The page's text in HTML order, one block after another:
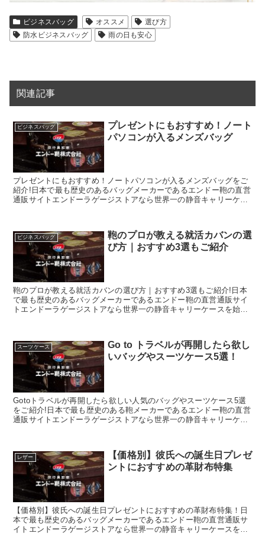
ビジネスバッグ オススメ
選び方
防水ビジネスバッグ
雨の日も安心
関連記事
ビジネスバッグ
プレゼントにもおすすめ！ノート
パソコンが入るメンズバッグ
プレゼントにもおすすめ！ノートパソコンが入るメンズバッグをご
紹介!日本で最も歴史のあるバッグメーカーであるエンドー鞄の直営
通販サイトエンドーラゲージストアなら世界一の静音キャリーケー
ビジネスバッグ
鞄のプロが教える就活カバンの選
び方｜おすすめ3選もご紹介
鞄のプロが教える就活カバンの選び方｜おすすめ3選もご紹介!日本
で最も歴史のあるバッグメーカーであるエンドー鞄の直営通販サイ
トエンドーラゲージストアなら世界一の静音キャリーケースを始
スーツケース
Go to トラベルが再開したら欲し
いバッグやスーツケース5選！
Gotoトラベルが再開したら欲しい人気のバッグやスーツケース5選
をご紹介!日本で最も歴史のある鞄メーカーであるエンドー鞄の直営
通販サイトエンドーラゲージストアなら世界一の静音キャリーケー
レザー
【価格別】彼氏への誕生日プレゼ
ントにおすすめの革財布特集
【価格別】彼氏への誕生日プレゼントにおすすめの革財布特集！日
本で最も歴史のあるバッグメーカーであるエンドー鞄の直営通販サ
イトエンドーラゲージストアなら世界一の静音キャリーケースを始